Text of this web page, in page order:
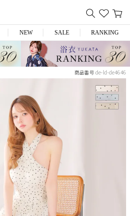
NEW SALE RANKING
商品番号 de-ld-de4646